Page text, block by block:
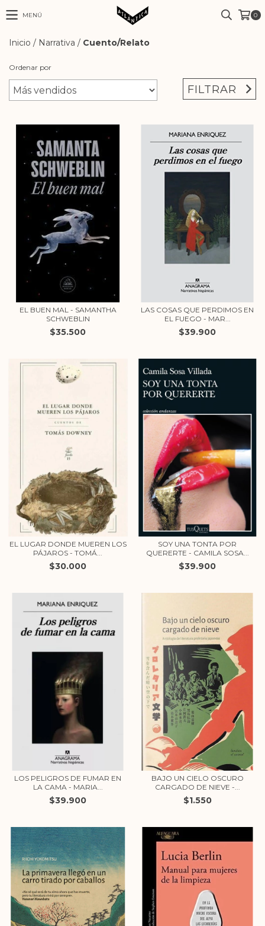
MENÚ 0
Inicio / Narrativa / Cuento/Relato
Ordenar por
FILTRAR
EL BUEN MAL - SAMANTHA
SCHWEBLIN
$35.500
LAS COSAS QUE PERDIMOS EN
EL FUEGO - MAR...
$39.900
EL LUGAR DONDE MUEREN LOS
PÁJAROS - TOMÁ...
$30.000
SOY UNA TONTA POR
QUERERTE - CAMILA SOSA...
$39.900
LOS PELIGROS DE FUMAR EN
LA CAMA - MARIA...
$39.900
BAJO UN CIELO OSCURO
CARGADO DE NIEVE -...
$1.550